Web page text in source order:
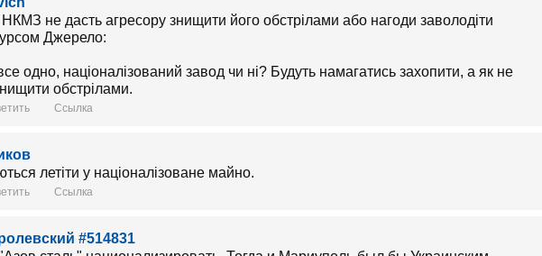
НКМЗ не дасть агресору знищити його обстрілами або нагоди заволодіти
Джерело:
одно, націоналізований завод чи ні? Будуть намагатись захопити, а як не
обстрілами.
Ссылка
летіти у націоналізоване майно.
Ссылка
#514831